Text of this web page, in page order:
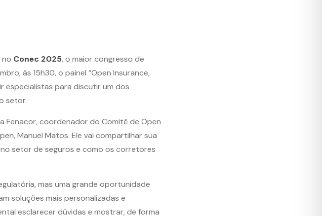
Conec 2025, o maior congresso de
às 15h30, o painel “Open Insurance,
especialistas para discutir um dos
setor.
Fenacor, coordenador do Comitê de Open
Manuel Matos. Ele vai compartilhar sua
setor de seguros e como os corretores
mas uma grande oportunidade
soluções mais personalizadas e
esclarecer dúvidas e mostrar, de forma